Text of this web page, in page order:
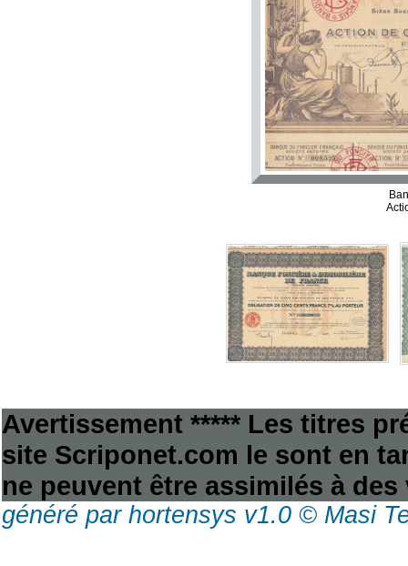
Avertissement ***** Les titres
site Scriponet.com le sont en
ne peuvent être assimilés à
généré par hortensys v1.0 © Masi